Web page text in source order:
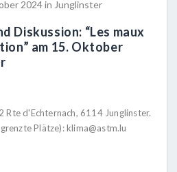
Diskussion: “Les maux
am 15. Oktober
Rte d'Echternach, 6114 Junglinster.
Plätze): klima@astm.lu